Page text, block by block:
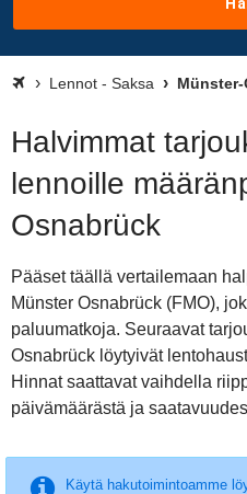
Lennot - Saksa
Halvimmat
lennoille
Osnabrück
Pääset täällä vertailemaan
Münster Osnabrück (FMO),
paluumatkoja. Seuraavat
Osnabrück löytyivät
Hinnat saattavat vaihdella
päivämäärästä ja
Käytä hakutoimintoamme